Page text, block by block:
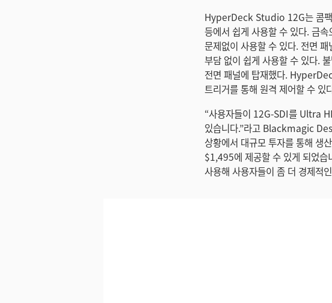
HyperDeck Studio 12G는 콤팩
등에서 쉽게 사용할 수 있다. 금
문제없이 사용할 수 있다. 전면
부담 없이 쉽게 사용할 수 있다.
전면 패널에 탑재했다.
트리거를 통해 원격 제어할 수 있
“사용자들이 12G-SDI를 Ultra
있습니다.”라고 Blackmagic
상황에서 대규모 투자를 통해
$1,495에 제공할 수 있게 되었
사용해 사용자들이 좀 더 경제적